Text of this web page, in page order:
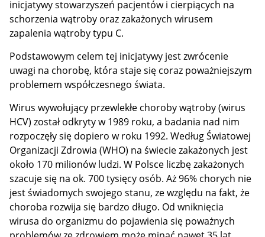
inicjatywy stowarzyszeń pacjentów i cierpiących na
schorzenia wątroby oraz zakażonych wirusem
zapalenia wątroby typu C.
Podstawowym celem tej inicjatywy jest zwrócenie
uwagi na chorobę, która staje się coraz poważniejszym
problemem współczesnego świata.
Wirus wywołujący przewlekłe choroby wątroby (wirus
HCV) został odkryty w 1989 roku, a badania nad nim
rozpoczęły się dopiero w roku 1992. Według Światowej
Organizacji Zdrowia (WHO) na świecie zakażonych jest
około 170 milionów ludzi. W Polsce liczbę zakażonych
szacuje się na ok. 700 tysięcy osób. Aż 96% chorych nie
jest świadomych swojego stanu, ze względu na fakt, że
choroba rozwija się bardzo długo. Od wniknięcia
wirusa do organizmu do pojawienia się poważnych